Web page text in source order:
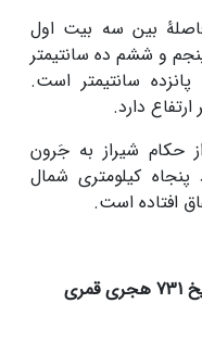
بین سه بیت اول
و ششم ده سانتی­متر
سانتی­متر است.
دارد.
شیراز به جَرون
کیلومتری شمال